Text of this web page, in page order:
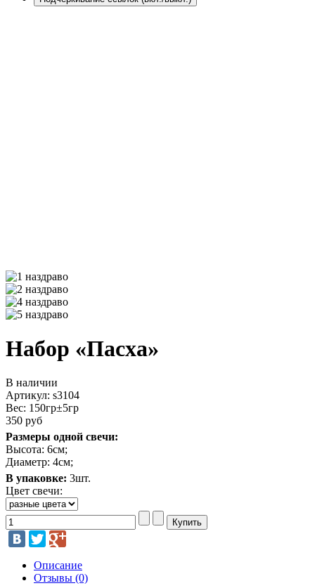
Набор «Пасха»
В наличии
Артикул: s3104
Вес: 150гр±5гр
350 руб
Размеры одной свечи:
Высота: 6см;
Диаметр: 4см;
В упаковке: 3шт.
Цвет свечи:
Описание
Отзывы (0)